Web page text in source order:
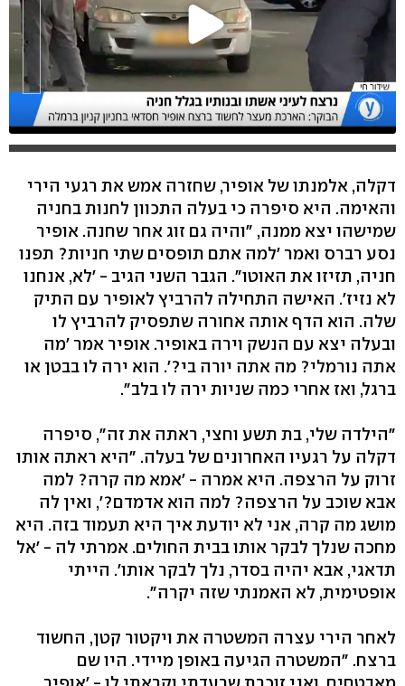
דקלה, אלמנתו של אופיר, שחזרה אמש את רגעי הירי
והאימה. היא סיפרה כי בעלה התכוון לחנות בחניה
שמישהו יצא ממנה, "והיה גם זוג אחר שחנה. אופיר
נסע רברס ואמר 'למה אתם תופסים שתי חניות? תפנו
חניה, תזיזו את האוטו". הגבר השני הגיב - 'לא, אנחנו
לא נזיז'. האישה התחילה להרביץ לאופיר עם התיק
שלה. הוא הדף אותה אחורה שתפסיק להרביץ לו
ובעלה יצא עם הנשק וירה באופיר. אופיר אמר 'מה
אתה נורמלי? מה אתה יורה בי?'. הוא ירה לו בבטן או
ברגל, ואז אחרי כמה שניות ירה לו בלב".
"הילדה שלי, בת תשע וחצי, ראתה את זה", סיפרה
דקלה על רגעיו האחרונים של בעלה. "היא ראתה אותו
זרוק על הרצפה. היא אמרה - 'אמא מה קרה? למה
אבא שוכב על הרצפה? למה הוא אדמדם?', ואין לה
מושג מה קרה, אני לא יודעת איך היא תעמוד בזה. היא
מחכה שנלך לבקר אותו בבית החולים. אמרתי לה - 'אל
תדאגי, אבא יהיה בסדר, נלך לבקר אותו'. הייתי
אופטימית, לא האמנתי שזה יקרה".
לאחר הירי עצרה המשטרה את ויקטור קטן, החשוד
ברצח. "המשטרה הגיעה באופן מיידי. היו שם